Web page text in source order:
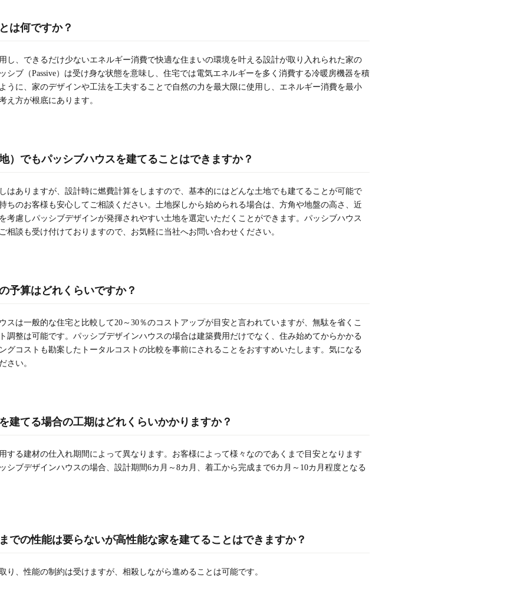
は何ですか？
し、できるだけ少ないエネルギー消費で快適な住まいの環境を叶える設計が取り入れられた家の
シブ（Passive）は受け身な状態を意味し、住宅では電気エネルギーを多く消費する冷暖房機器を積
うに、家のデザインや工法を工夫することで自然の力を最大限に使用し、エネルギー消費を最小
え方が根底にあります。
）でもパッシブハウスを建てることはできますか？
はありますが、設計時に燃費計算をしますので、基本的にはどんな土地でも建てることが可能で
ちのお客様も安心してご相談ください。土地探しから始められる場合は、方角や地盤の高さ、近
考慮しパッシブデザインが発揮されやすい土地を選定いただくことができます。パッシブハウス
相談も受け付けておりますので、お気軽に当社へお問い合わせください。
予算はどれくらいですか？
スは一般的な住宅と比較して20～30％のコストアップが目安と言われていますが、無駄を省くこ
調整は可能です。パッシブデザインハウスの場合は建築費用だけでなく、住み始めてからかかる
グコストも勘案したトータルコストの比較を事前にされることをおすすめいたします。気になる
さい。
建てる場合の工期はどれくらいかかりますか？
する建材の仕入れ期間によって異なります。お客様によって様々なのであくまで目安となります
シブデザインハウスの場合、設計期間6カ月～8カ月、着工から完成まで6カ月～10カ月程度となる
での性能は要らないが高性能な家を建てることはできますか？
り、性能の制約は受けますが、相殺しながら進めることは可能です。